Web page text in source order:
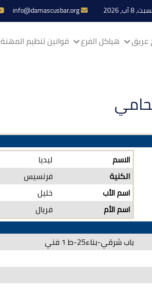
info@damascusbar.org
عريق هياكل الفرع قوانين تنظيم المهنة
الاسم
ليديا
الكنية
فرنسيس
اسم الأب
خليل
اسم الأم
فريال
باب شرقي-بناء25-ط 1 فني